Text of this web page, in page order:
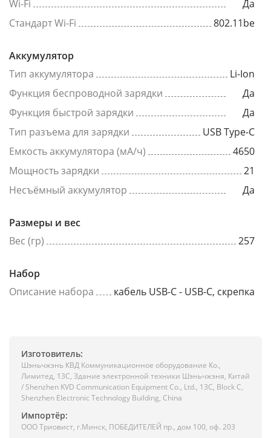
Wi-Fi
Да
Стандарт Wi-Fi
802.11be
Аккумулятор
Тип аккумулятора
Li-Ion
Функция беспроводной зарядки
Да
Функция быстрой зарядки
Да
Тип разъема для зарядки
USB Type-C
Емкость аккумулятора (мА/ч)
4650
Мощность зарядки
21
Несъёмный аккумулятор
Да
Размеры и вес
Вес (гр)
257
Набор
Описание набора
кабель USB-C - USB-C, скрепка
Изготовитель:
Шэньчжэнь КВД Коммуникационное оборудование Ко.,
Лимитед, 13C, Здание электронной техники Шэньчжэня, Китай
/ Shenzhen KVD Communication Equipment Co., Ltd., 13C, Block C,
Shenzhen Electronic Technology Building, China
Импортёр:
ООО Триовист, г.Минск, ПОБЕДИТЕЛЕЙ пр., дом 100, оф. 203